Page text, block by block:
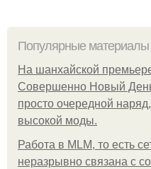
Популярные материалы
На шанхайской
Совершенно Новый
просто очередной
высокой моды.
Работа в MLM, то есть
неразрывно связана с